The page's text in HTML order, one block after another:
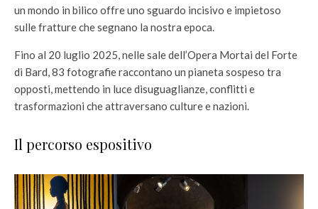
un mondo in bilico offre uno sguardo incisivo e impietoso
sulle fratture che segnano la nostra epoca.
Fino al 20 luglio 2025, nelle sale dell’Opera Mortai del Forte
di Bard, 83 fotografie raccontano un pianeta sospeso tra
opposti, mettendo in luce disuguaglianze, conflitti e
trasformazioni che attraversano culture e nazioni.
Il percorso espositivo